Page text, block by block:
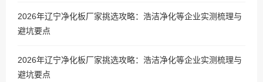
2026年辽宁净化板厂家挑选攻略：浩洁净化等企业实测梳理与
避坑要点
2026年辽宁净化板厂家挑选攻略：浩洁净化等企业实测梳理与
避坑要点